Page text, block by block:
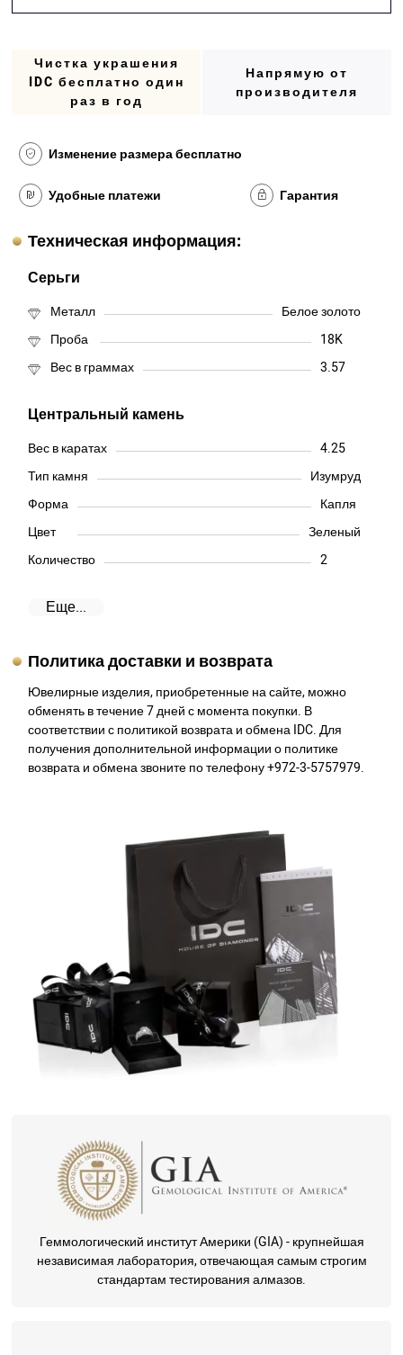
Чистка украшения
IDC бесплатно один
раз в год
Напрямую от
производителя
Изменение размера бесплатно
Удобные платежи Гарантия
Техническая информация:
Серьги
Металл
Белое золото
Проба
18K
Вес в граммах
3.57
Центральный камень
Вес в каратах
4.25
Тип камня
Изумруд
Форма
Капля
Цвет
Зеленый
Количество
2
Еще...
Политика доставки и возврата
Ювелирные изделия, приобретенные на сайте, можно
обменять в течение 7 дней с момента покупки. В
соответствии с политикой возврата и обмена IDC. Для
получения дополнительной информации о политике
возврата и обмена звоните по телефону +972-3-5757979.
Геммологический институт Америки (GIA) - крупнейшая
независимая лаборатория, отвечающая самым строгим
стандартам тестирования алмазов.